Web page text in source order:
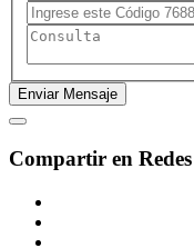
Compartir en Redes